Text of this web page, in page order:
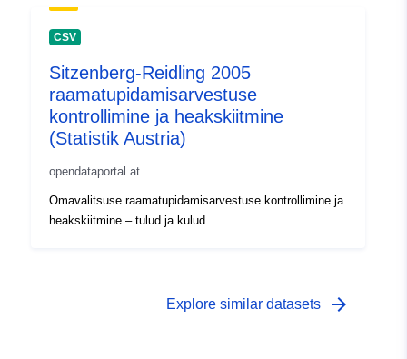
CSV
Sitzenberg-Reidling 2005
raamatupidamisarvestuse
kontrollimine ja heakskiitmine
(Statistik Austria)
opendataportal.at
Omavalitsuse raamatupidamisarvestuse kontrollimine ja
heakskiitmine – tulud ja kulud
Explore similar datasets arrow_forward